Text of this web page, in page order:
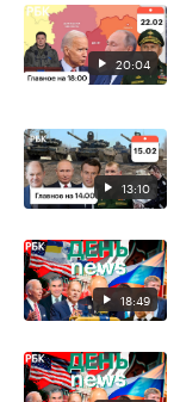
20:04
13:10
18:49